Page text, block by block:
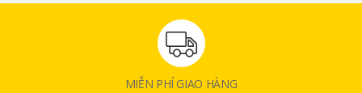
MIỄN PHÍ GIAO HÀNG